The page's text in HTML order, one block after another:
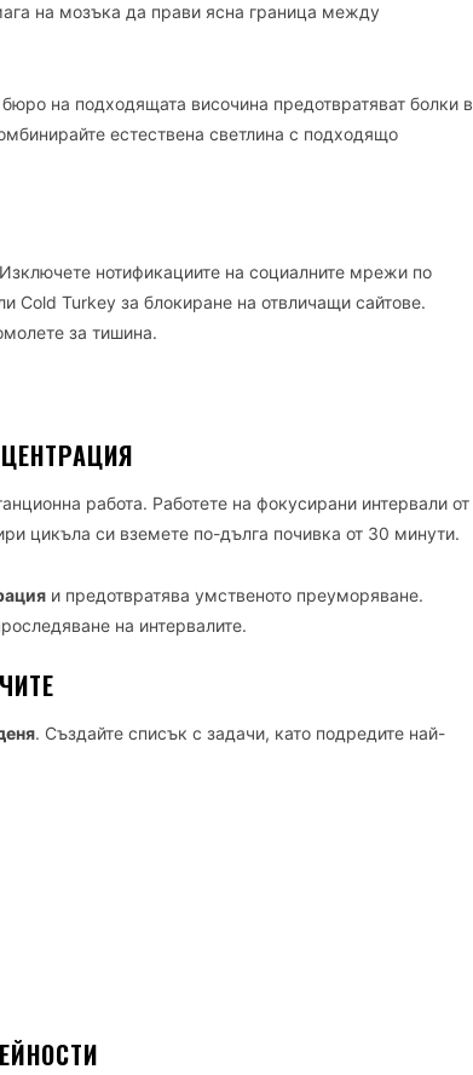
на мозъка да прави ясна граница между
на подходящата височина предотвратяват болки в
естествена светлина с подходящо
нотификациите на социалните мрежи по
Cold Turkey за блокиране на отвличащи сайтове.
за тишина.
работа. Работете на фокусирани интервали от
цикъла си вземете по-дълга почивка от 30 минути.
и предотвратява умственото преуморяване.
на интервалите.
. Създайте списък с задачи, като подредите най-